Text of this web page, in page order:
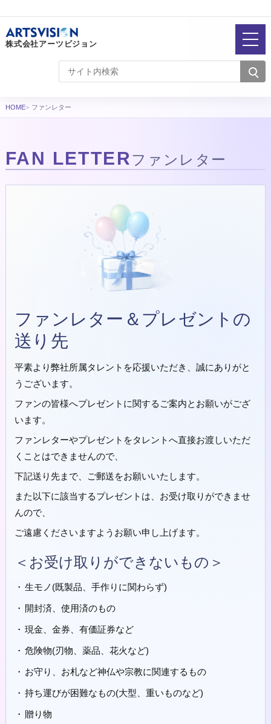
株式会社アーツビジョン
HOME ファンレター
FAN LETTER ファンレター
ファンレター＆プレゼントの
送り先
平素より弊社所属タレントを応援いただき、誠にありがと
うございます。
ファンの皆様へプレゼントに関するご案内とお願いがござ
います。
ファンレターやプレゼントをタレントへ直接お渡しいただ
くことはできませんので、
下記送り先まで、ご郵送をお願いいたします。
また以下に該当するプレゼントは、お受け取りができませ
んので、
ご遠慮くださいますようお願い申し上げます。
＜お受け取りができないもの＞
生モノ(既製品、手作りに関わらず)
開封済、使用済のもの
現金、金券、有価証券など
危険物(刃物、薬品、花火など)
お守り、お札など神仏や宗教に関連するもの
持ち運びが困難なもの(大型、重いものなど)
贈り物